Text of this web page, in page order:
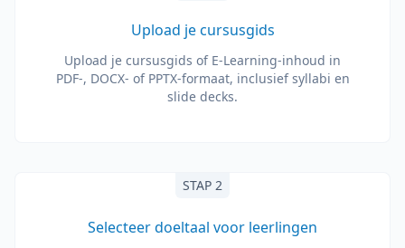
Upload je cursusgids
Upload je cursusgids of E-Learning-inhoud in
PDF-, DOCX- of PPTX-formaat, inclusief syllabi en
slide decks.
STAP 2
Selecteer doeltaal voor leerlingen